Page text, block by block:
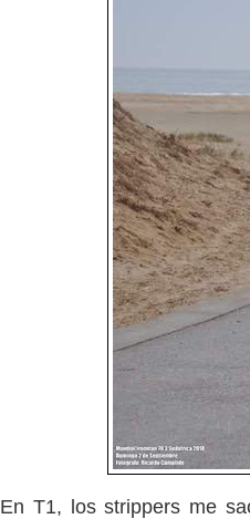
En T1, los strippers me